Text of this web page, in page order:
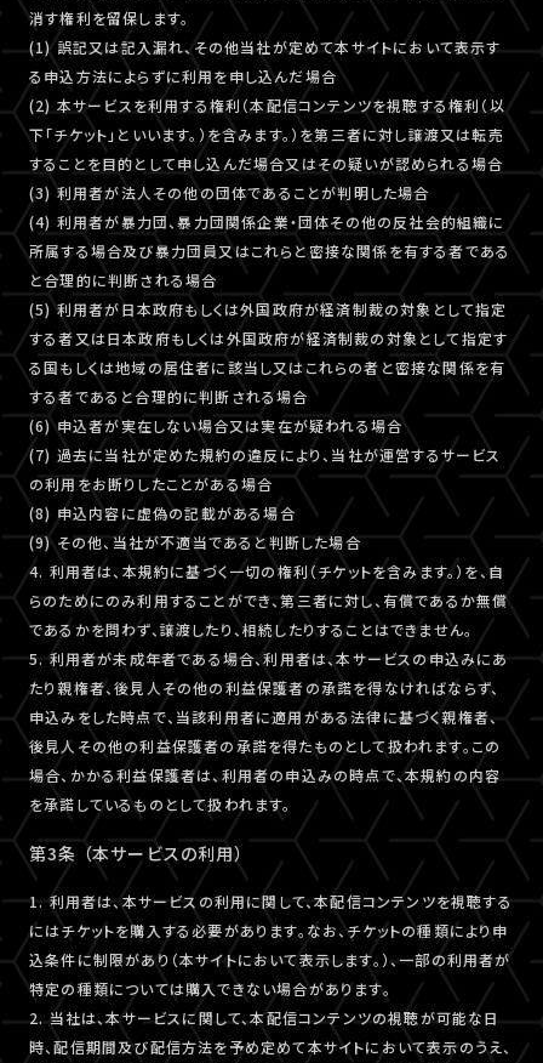
消す権利を留保します。
(1) 誤記又は記入漏れ、その他当社が定めて本サイトにおいて表示す
る申込方法によらずに利用を申し込んだ場合
(2) 本サービスを利用する権利（本配信コンテンツを視聴する権利（以
下「チケット」といいます。）を含みます。）を第三者に対し譲渡又は転売
することを目的として申し込んだ場合又はその疑いが認められる場合
(3) 利用者が法人その他の団体であることが判明した場合
(4) 利用者が暴力団、暴力団関係企業・団体その他の反社会的組織に
所属する場合及び暴力団員又はこれらと密接な関係を有する者である
と合理的に判断される場合
(5) 利用者が日本政府もしくは外国政府が経済制裁の対象として指定
する者又は日本政府もしくは外国政府が経済制裁の対象として指定す
る国もしくは地域の居住者に該当し又はこれらの者と密接な関係を有
する者であると合理的に判断される場合
(6) 申込者が実在しない場合又は実在が疑われる場合
(7) 過去に当社が定めた規約の違反により、当社が運営するサービス
の利用をお断りしたことがある場合
(8) 申込内容に虚偽の記載がある場合
(9) その他、当社が不適当であると判断した場合
4. 利用者は、本規約に基づく一切の権利（チケットを含みます。）を、自
らのためにのみ利用することができ、第三者に対し、有償であるか無償
であるかを問わず、譲渡したり、相続したりすることはできません。
5. 利用者が未成年者である場合、利用者は、本サービスの申込みにあ
たり親権者、後見人その他の利益保護者の承諾を得なければならず、
申込みをした時点で、当該利用者に適用がある法律に基づく親権者、
後見人その他の利益保護者の承諾を得たものとして扱われます。この
場合、かかる利益保護者は、利用者の申込みの時点で、本規約の内容
を承諾しているものとして扱われます。
第3条 （本サービスの利用）
1. 利用者は、本サービスの利用に関して、本配信コンテンツを視聴する
にはチケットを購入する必要があります。なお、チケットの種類により申
込条件に制限があり（本サイトにおいて表示します。）、一部の利用者が
特定の種類については購入できない場合があります。
2. 当社は、本サービスに関して、本配信コンテンツの視聴が可能な日
時、配信期間及び配信方法を予め定めて本サイトにおいて表示のうえ、